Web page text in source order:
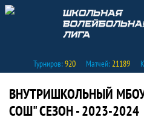
Турниров:920 Матчей:21189
ВНУТРИШКОЛЬНЫЙ
СОШ" СЕЗОН - 2023-2024